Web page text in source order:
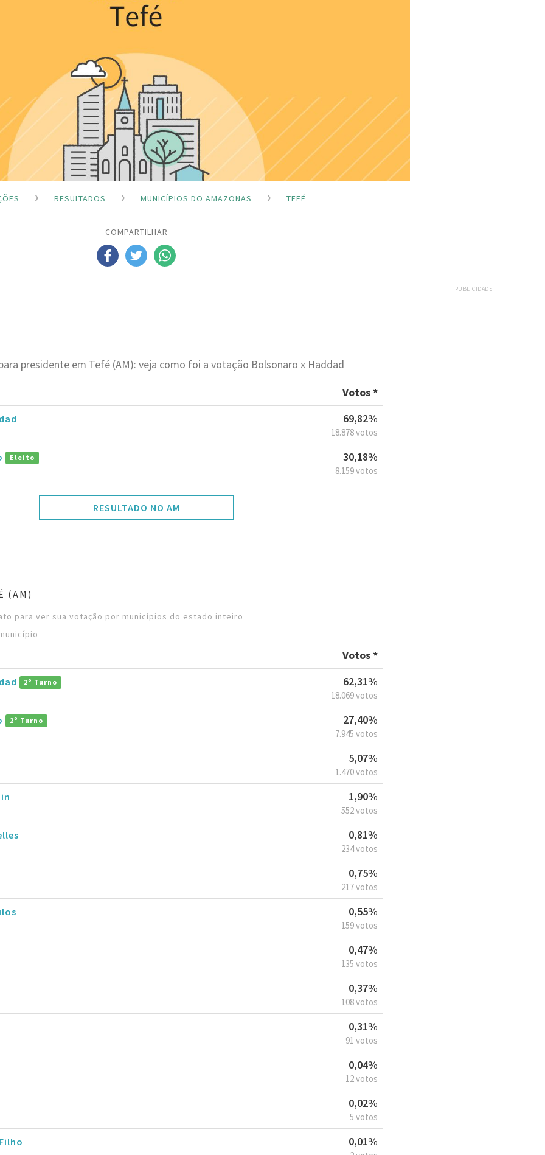
RESULTADOS MUNICÍPIOS DO AMAZONAS TEFÉ
COMPARTILHAR
PUBLICIDADE
presidente em Tefé (AM): veja como foi a votação Bolsonaro x Haddad
Votos *
69,82%
18.878 votos
Eleito 30,18%
8.159 votos
RESULTADO NO AM
(AM)
para ver sua votação por municípios do estado inteiro
Votos *
2º Turno 62,31%
18.069 votos
2º Turno 27,40%
7.945 votos
5,07%
1.470 votos
1,90%
552 votos
0,81%
234 votos
0,75%
217 votos
0,55%
159 votos
0,47%
135 votos
0,37%
108 votos
0,31%
91 votos
0,04%
12 votos
0,02%
5 votos
0,01%